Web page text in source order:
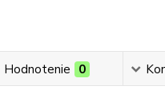
Hodnotenie 0